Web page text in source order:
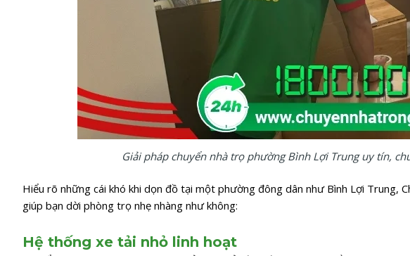
Giải pháp chuyển nhà trọ phường Bình Lợi Trung uy tín,
Hiểu rõ những cái khó khi dọn đồ tại một phường đông dân như Bình Lợi Trung,
giúp bạn dời phòng trọ nhẹ nhàng như không:
Hệ thống xe tải nhỏ linh hoạt